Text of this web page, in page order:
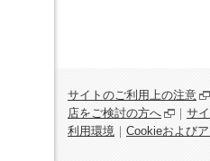
サイトのご利用上の注意
店をご検討の方へ
｜ サ
利用環境 ｜ Cookieおよび